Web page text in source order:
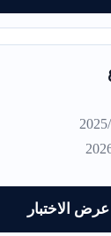
عرض الاختبار